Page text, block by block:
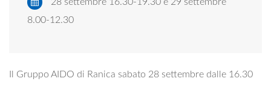
8.00-12.30
Il Gruppo AIDO di Ranica sabato 28 settembre dalle 16.30